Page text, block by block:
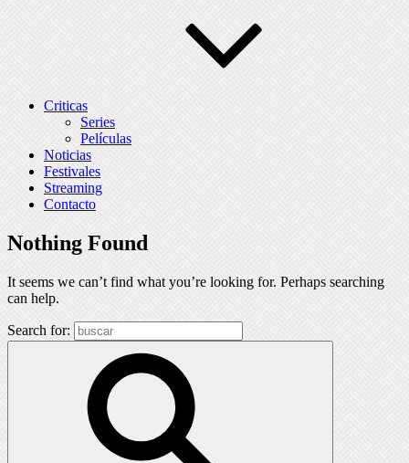
Criticas
Series
Películas
Noticias
Festivales
Streaming
Contacto
Nothing Found
It seems we can’t find what you’re looking for. Perhaps searching
can help.
Search for: